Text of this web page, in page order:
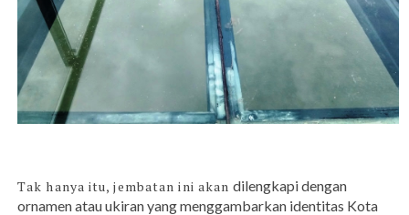
Tak hanya itu, jembatan ini akandilengkapi dengan
ornamen atau ukiran yang menggambarkan identitas Kota